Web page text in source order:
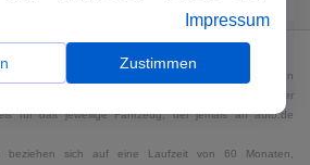
sich für Neufahrzeuge und junge Gebrauchte um den
Für alle anderen Fahrzeuge entspricht der
für das jeweilige Fahrzeug, der jemals an auto.de
beziehen sich auf eine Laufzeit von 60 Monaten,
auch später jederzeit im Bereich
Weitere Informationen finden
.
Impressum
Zustimmen